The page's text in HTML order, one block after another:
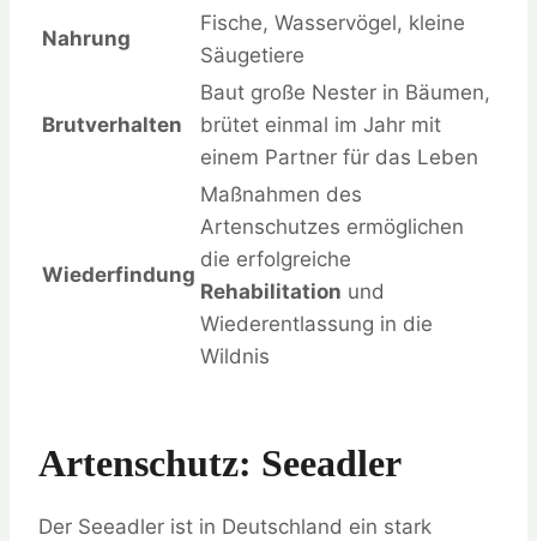
Nahrung
Fische, Wasservögel, kleine
Säugetiere
Brutverhalten
Baut große Nester in Bäumen,
brütet einmal im Jahr mit
einem Partner für das Leben
Wiederfindung
Maßnahmen des
Artenschutzes ermöglichen
die erfolgreiche
Rehabilitation und
Wiederentlassung in die
Wildnis
Artenschutz: Seeadler
Der Seeadler ist in Deutschland ein stark